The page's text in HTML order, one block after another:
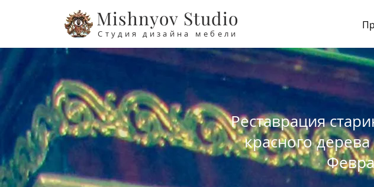
Mishnyov Studio
Студия дизайна мебели
Реставрация
красного